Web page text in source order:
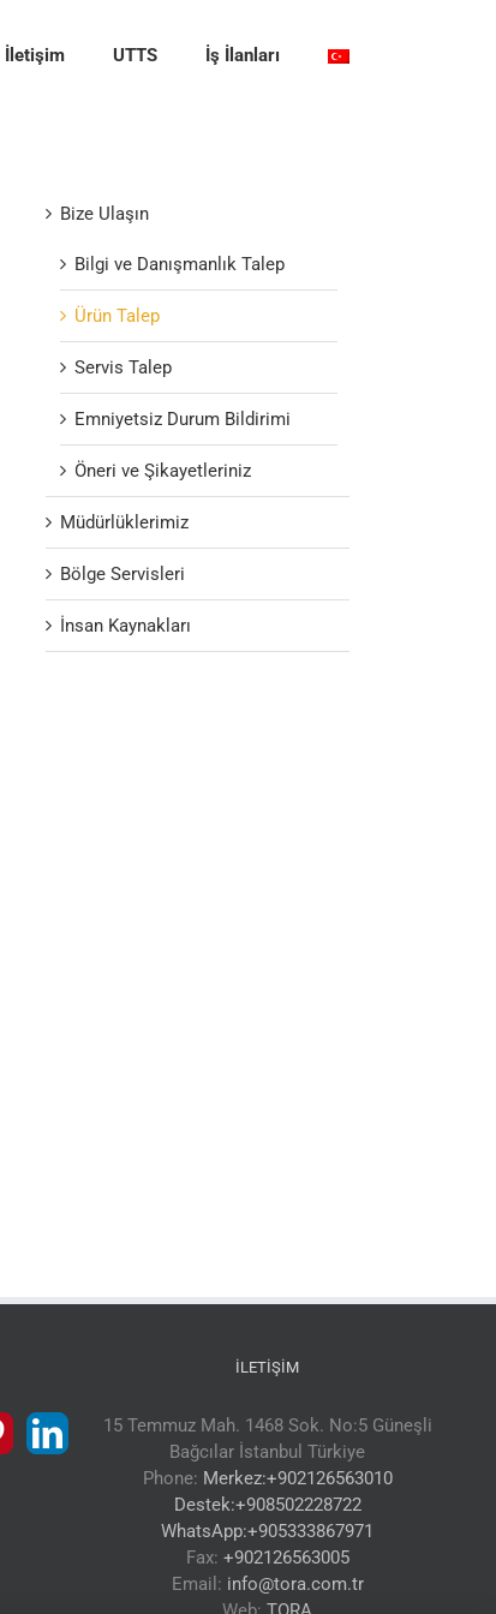
İletişim UTTS İş İlanları
Bize Ulaşın
Bilgi ve Danışmanlık Talep
Ürün Talep
Servis Talep
Emniyetsiz Durum Bildirimi
Öneri ve Şikayetleriniz
Müdürlüklerimiz
Bölge Servisleri
İnsan Kaynakları
İLETIŞIM
15 Temmuz Mah. 1468 Sok. No:5 Güneşli
Bağcılar İstanbul Türkiye
Phone: Merkez:+902126563010
Destek:+908502228722
WhatsApp:+905333867971
Fax: +902126563005
Email: info@tora.com.tr